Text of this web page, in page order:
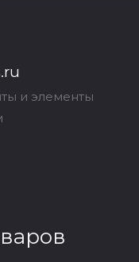
и элементы